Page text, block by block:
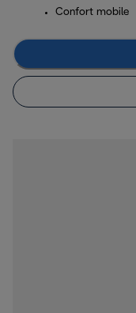
Confort mobile